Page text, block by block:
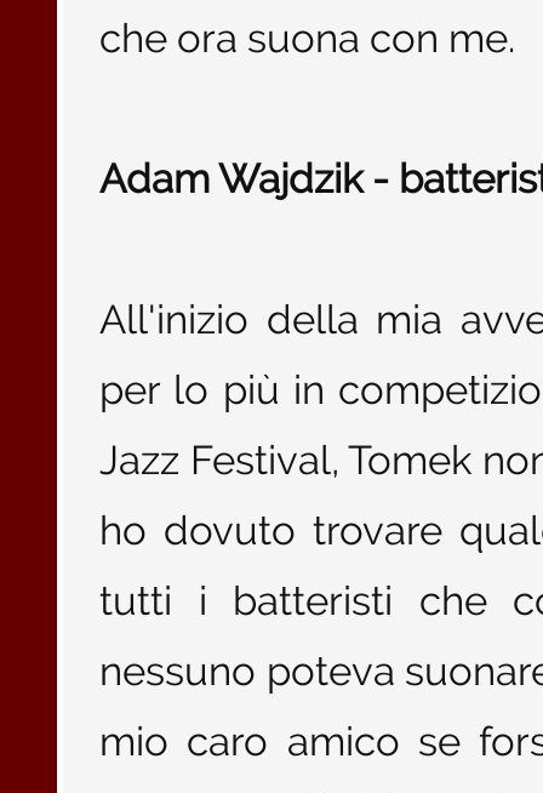
che ora suona con me.
Adam Wajdzik -
All'inizio della mia
per lo più in
Jazz Festival, Tomek
ho dovuto trovare
tutti i batteristi che
nessuno poteva
mio caro amico se